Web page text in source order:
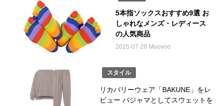
5本指ソックスおすすめ9選 お
しゃれなメンズ・レディース
の人気商品
2025-07-26 Moovoo
スタイル
リカバリーウェア「BAKUNE」をレ
ビュー パジャマとしてスウェットを